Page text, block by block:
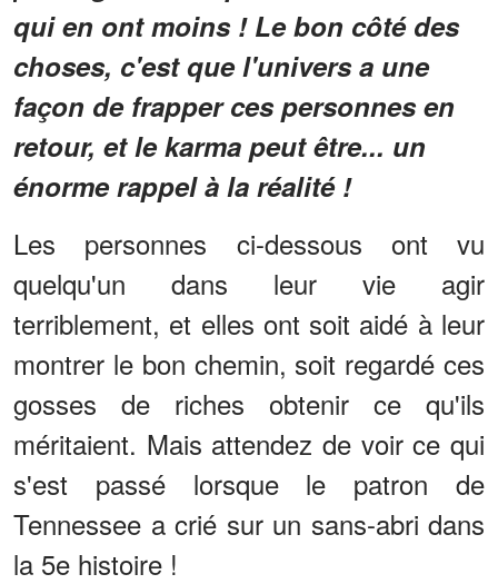
qui en ont moins ! Le bon côté des
choses, c'est que l'univers a une
façon de frapper ces personnes en
retour, et le karma peut être... un
énorme rappel à la réalité !
Les personnes ci-dessous ont vu
quelqu'un dans leur vie agir
terriblement, et elles ont soit aidé à leur
montrer le bon chemin, soit regardé ces
gosses de riches obtenir ce qu'ils
méritaient. Mais attendez de voir ce qui
s'est passé lorsque le patron de
Tennessee a crié sur un sans-abri dans
la 5e histoire !